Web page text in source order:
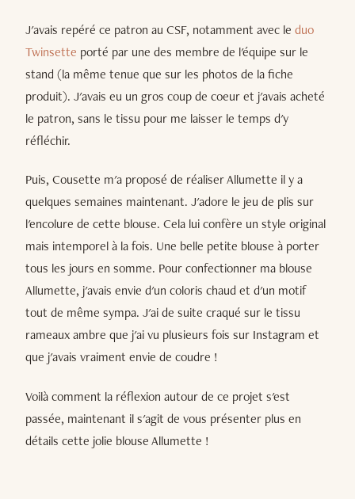
J'avais repéré ce patron au CSF, notamment avec le duo
Twinsette porté par une des membre de l'équipe sur le
stand (la même tenue que sur les photos de la fiche
produit). J'avais eu un gros coup de coeur et j'avais acheté
le patron, sans le tissu pour me laisser le temps d'y
réfléchir.
Puis, Cousette m'a proposé de réaliser Allumette il y a
quelques semaines maintenant. J'adore le jeu de plis sur
l'encolure de cette blouse. Cela lui confère un style original
mais intemporel à la fois. Une belle petite blouse à porter
tous les jours en somme. Pour confectionner ma blouse
Allumette, j'avais envie d'un coloris chaud et d'un motif
tout de même sympa. J'ai de suite craqué sur le tissu
rameaux ambre que j'ai vu plusieurs fois sur Instagram et
que j'avais vraiment envie de coudre !
Voilà comment la réflexion autour de ce projet s'est
passée, maintenant il s'agit de vous présenter plus en
détails cette jolie blouse Allumette !